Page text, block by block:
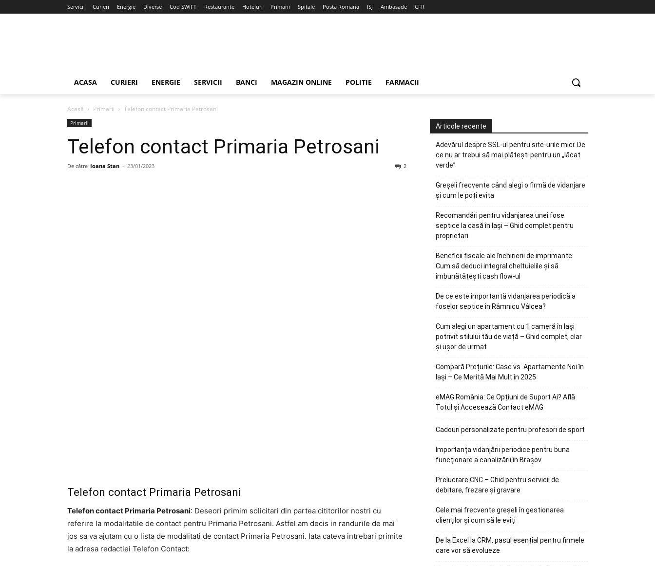
Servicii Curieri Energie Diverse Cod SWIFT Restaurante Hoteluri Primarii Spitale Posta Romana ISJ Ambasade CFR
ACASA CURIERI ENERGIE SERVICII BANCI MAGAZIN ONLINE POLITIE FARMACII
Acasă Primarii Telefon contact Primaria Petrosani
Primarii
Telefon contact Primaria Petrosani
De către Ioana Stan - 23/01/2023 2
Telefon contact Primaria Petrosani
Telefon contact Primaria Petrosani: Deseori primim solicitari din partea cititorilor nostri cu
referire la modalitatile de contact pentru Primaria Petrosani. Astfel am decis in randurile de mai
jos sa va ajutam cu o lista de modalitati de contact Primaria Petrosani. Iata cateva intrebari primite
la adresa redactiei Telefon Contact:
Articole recente
Adevărul despre SSL-ul pentru site-urile mici: De
ce nu ar trebui să mai plătești pentru un „lăcat
verde”
Greșeli frecvente când alegi o firmă de vidanjare
și cum le poți evita
Recomandări pentru vidanjarea unei fose
septice la casă în Iași – Ghid complet pentru
proprietari
Beneficii fiscale ale închirierii de imprimante:
Cum să deduci integral cheltuielile și să
îmbunătățești cash flow-ul
De ce este importantă vidanjarea periodică a
foselor septice în Râmnicu Vâlcea?
Cum alegi un apartament cu 1 cameră în Iași
potrivit stilului tău de viață – Ghid complet, clar
și ușor de urmat
Compară Prețurile: Case vs. Apartamente Noi în
Iași – Ce Merită Mai Mult în 2025
eMAG România: Ce Opțiuni de Suport Ai? Află
Totul și Accesează Contact eMAG
Cadouri personalizate pentru profesori de sport
Importanța vidanjării periodice pentru buna
funcționare a canalizării în Brașov
Prelucrare CNC – Ghid pentru servicii de
debitare, frezare și gravare
Cele mai frecvente greșeli în gestionarea
clienților și cum să le eviți
De la Excel la CRM: pasul esențial pentru firmele
care vor să evolueze